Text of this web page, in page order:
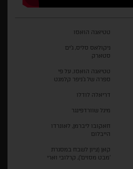
טטיאנה הואסו
ניקולאס סליס, ג'ים
סטארק
טטיאנה הואסו, על פי
ספרה של ג'ניפר קלמנט
דריאלה לודלו
מיגל שוורדפינגר
חאקובו ליברמן, לאונרדו
הייבלום
קאן (ציון לשבח במסגרת
'מבט מסוים'), קרלובי וארי